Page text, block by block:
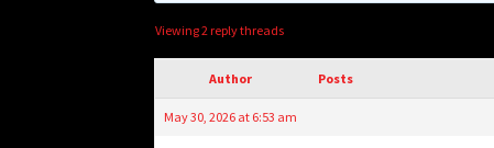
Viewing 2 reply threads
Author Posts
May 30, 2026 at 6:53 am